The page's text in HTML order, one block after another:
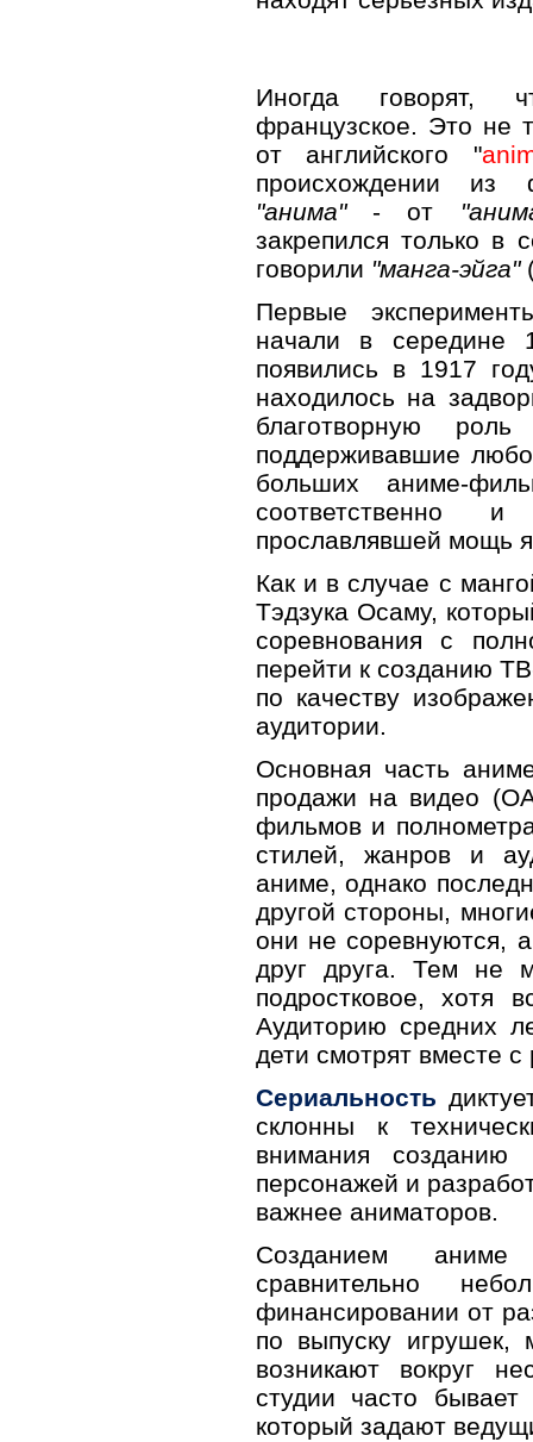
Иногда
французское. Это не
от английского "
происхождении из
"анима"- от
закрепился только в
говорили "манга-эйга"
Первые
начали в середине
появились в 1917
находилось на
благотворную
поддерживавшие
больших аниме-
соответственно
прославлявшей мощь
Как и в случае с
Тэдзука Осаму,
соревнования с
перейти к созданию
по качеству
аудитории.
Основная часть
продажи на видео
фильмов и
стилей, жанров и
аниме, однако
другой стороны,
они не соревнуются,
друг друга. Тем не
подростковое, хотя
Аудиторию средних
дети смотрят вместе с
Сериальность
склонны к
внимания созданию
персонажей и
важнее аниматоров.
Созданием
сравнительно
финансировании от
по выпуску игрушек,
возникают вокруг
студии часто
который задают